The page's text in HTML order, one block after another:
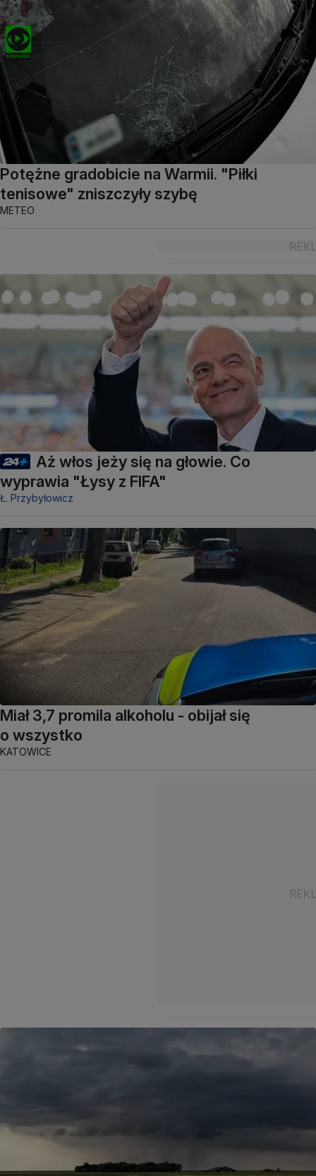
Potężne gradobicie na Warmii. "Piłki
tenisowe" zniszczyły szybę
METEO
Aż włos jeży się na głowie. Co
wyprawia "Łysy z FIFA"
Ł. Przybyłowicz
Miał 3,7 promila alkoholu - obijał się
o wszystko
KATOWICE